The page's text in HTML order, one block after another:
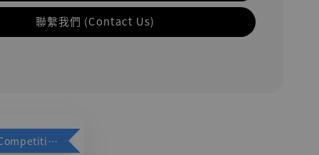
聯繫我們 (Contact Us)
加購優惠【Competitive Toys 梅西 [CM001]】